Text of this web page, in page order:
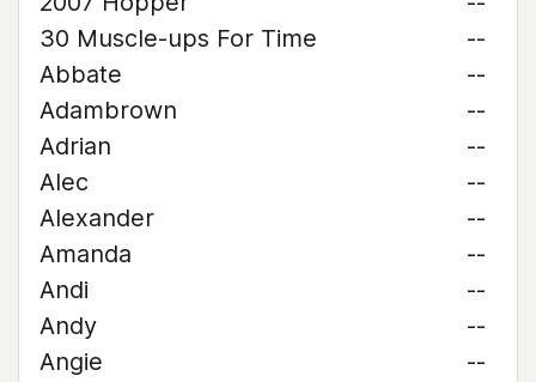
30 Muscle-ups For Time
--
Abbate
--
Adambrown
--
Adrian
--
Alec
--
Alexander
--
Amanda
--
Andi
--
Andy
--
Angie
--